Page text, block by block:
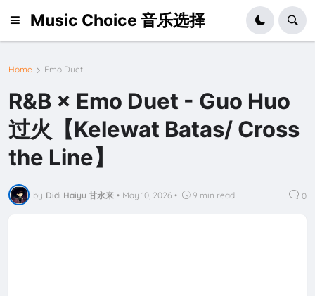
Music Choice 音乐选择
Home Emo Duet
R&B × Emo Duet - Guo Huo
过火【Kelewat Batas/ Cross
the Line】
by Didi Haiyu 甘永来 • May 10, 2026 • 9 min read 0